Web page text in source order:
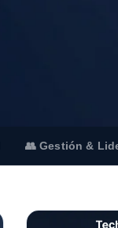
👥 Gestión &